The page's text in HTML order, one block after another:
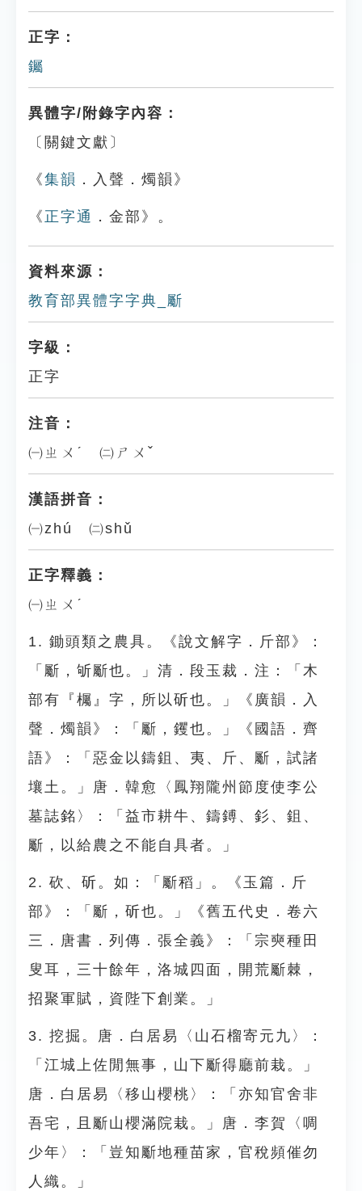
正字：
钃
異體字/附錄字內容：
〔關鍵文獻〕
《集韻 ．入聲．燭韻》
《 正字通 ．金部》。
資料來源：
教育部異體字字典_斸
字級：
正字
注音：
㈠ㄓㄨˊ ㈡ㄕㄨˇ
漢語拼音：
㈠zhú ㈡shǔ
正字釋義：
㈠ㄓㄨˊ
1. 鋤頭類之農具。《說文解字．斤部》：
「斸，斪斸也。」清．段玉裁．注：「木
部有『欘』字，所以斫也。」《廣韻．入
聲．燭韻》：「斸，钁也。」《國語．齊
語》：「惡金以鑄鉏、夷、斤、斸，試諸
壤土。」唐．韓愈〈鳳翔隴州節度使李公
墓誌銘〉：「益市耕牛、鑄鎛、釤、鉏、
斸，以給農之不能自具者。」
2. 砍、斫。如：「斸稻」。《玉篇．斤
部》：「斸，斫也。」《舊五代史．卷六
三．唐書．列傳．張全義》：「宗奭種田
叟耳，三十餘年，洛城四面，開荒斸棘，
招聚軍賦，資陛下創業。」
3. 挖掘。唐．白居易〈山石榴寄元九〉：
「江城上佐閒無事，山下斸得廳前栽。」
唐．白居易〈移山櫻桃〉：「亦知官舍非
吾宅，且斸山櫻滿院栽。」唐．李賀〈啁
少年〉：「豈知斸地種苗家，官稅頻催勿
人織。」